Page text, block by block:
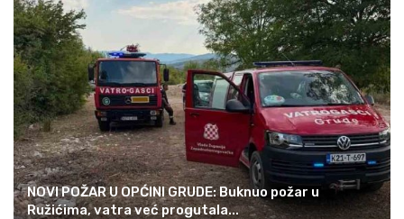
NOVI POŽAR U OPĆINI GRUDE: Buknuo požar u
Ružićima, vatra već progutala...